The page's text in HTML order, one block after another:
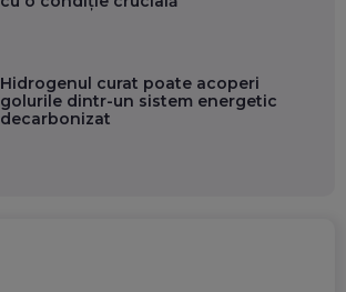
Hidrogenul curat poate acoperi
golurile dintr-un sistem energetic
decarbonizat